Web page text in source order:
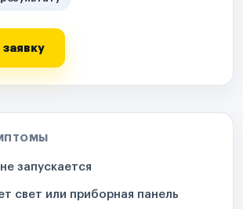
запускается
свет или приборная панель